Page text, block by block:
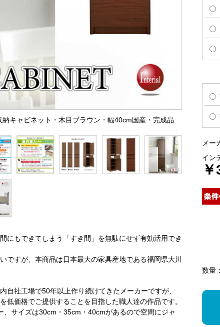
キャビネット・木目ブラウン・幅40cm国産・完成品
にもできてしまう「すき間」を無駄にせず有効活用でき
ですが、本商品は日本最大の家具産地である福岡県大川
自社工場で50年以上作り続けてきたメーカーですが、
低価格でご提供することを目指した職人達の作品です。
、サイズは30cm・35cm・40cmがあるので空間にジャ
メー
イン
数量：